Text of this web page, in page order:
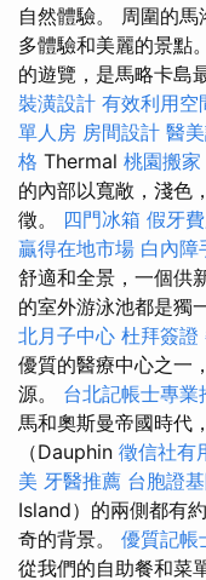
自然體驗。 周圍的
多體驗和美麗的景點
的遊覽，是馬略卡島
裝潢設計 有效利用空
單人房 房間設計 醫
格 Thermal 桃園搬家
的內部以寬敞，淺色
徵。 四門冰箱 假牙
贏得在地市場 白內障
舒適和全景，一個供
的室外游泳池都是獨
北月子中心 杜拜簽證
優質的醫療中心之一
源。 台北記帳士專業
馬和奧斯曼帝國時代
（Dauphin 徵信社有
美 牙醫推薦 台胞證
Island）的兩側都有
奇的背景。 優質記帳
從我們的自助餐和菜